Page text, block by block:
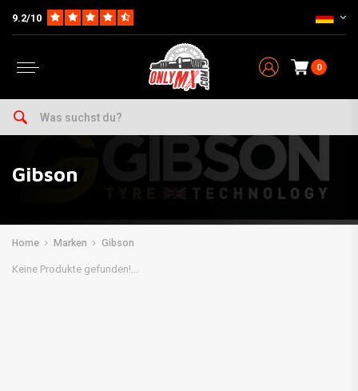
9.2/10
0
Gibson
Home Marken Gibson
Keine Produkte gefunden!...